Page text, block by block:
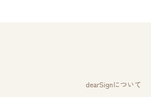
dearSignについて